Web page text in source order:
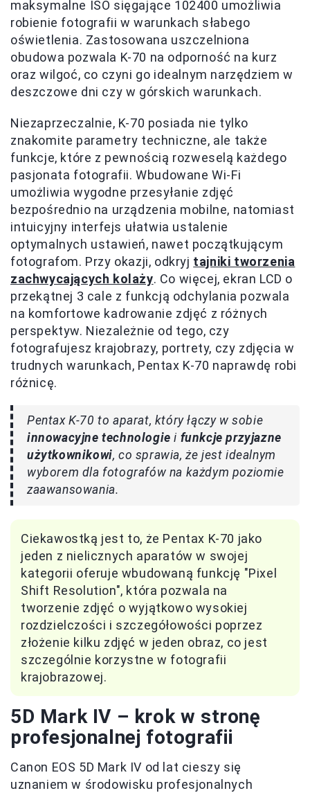
maksymalne ISO sięgające 102400 umożliwia
robienie fotografii w warunkach słabego
oświetlenia. Zastosowana uszczelniona
obudowa pozwala K-70 na odporność na kurz
oraz wilgoć, co czyni go idealnym narzędziem w
deszczowe dni czy w górskich warunkach.
Niezaprzeczalnie, K-70 posiada nie tylko
znakomite parametry techniczne, ale także
funkcje, które z pewnością rozweselą każdego
pasjonata fotografii. Wbudowane Wi-Fi
umożliwia wygodne przesyłanie zdjęć
bezpośrednio na urządzenia mobilne, natomiast
intuicyjny interfejs ułatwia ustalenie
optymalnych ustawień, nawet początkującym
fotografom. Przy okazji, odkryj tajniki tworzenia
zachwycających kolaży. Co więcej, ekran LCD o
przekątnej 3 cale z funkcją odchylania pozwala
na komfortowe kadrowanie zdjęć z różnych
perspektyw. Niezależnie od tego, czy
fotografujesz krajobrazy, portrety, czy zdjęcia w
trudnych warunkach, Pentax K-70 naprawdę robi
różnicę.
Pentax K-70 to aparat, który łączy w sobie
innowacyjne technologie i funkcje przyjazne
użytkownikowi, co sprawia, że jest idealnym
wyborem dla fotografów na każdym poziomie
zaawansowania.
Ciekawostką jest to, że Pentax K-70 jako
jeden z nielicznych aparatów w swojej
kategorii oferuje wbudowaną funkcję "Pixel
Shift Resolution", która pozwala na
tworzenie zdjęć o wyjątkowo wysokiej
rozdzielczości i szczegółowości poprzez
złożenie kilku zdjęć w jeden obraz, co jest
szczególnie korzystne w fotografii
krajobrazowej.
5D Mark IV – krok w stronę
profesjonalnej fotografii
Canon EOS 5D Mark IV od lat cieszy się
uznaniem w środowisku profesjonalnych